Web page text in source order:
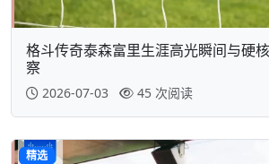
格斗传奇泰森富里生涯高光瞬间与硬
察
2026-07-03 45 次阅读
精选